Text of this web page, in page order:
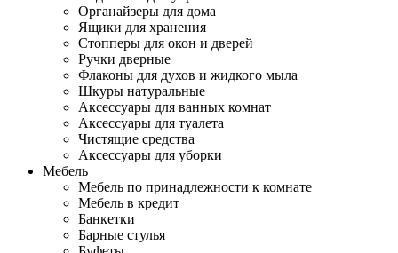
Органайзеры для дома
Ящики для хранения
Стопперы для окон и дверей
Ручки дверные
Флаконы для духов и жидкого мыла
Шкуры натуральные
Аксессуары для ванных комнат
Аксессуары для туалета
Чистящие средства
Аксессуары для уборки
Мебель
Мебель по принадлежности к комнате
Мебель в кредит
Банкетки
Барные стулья